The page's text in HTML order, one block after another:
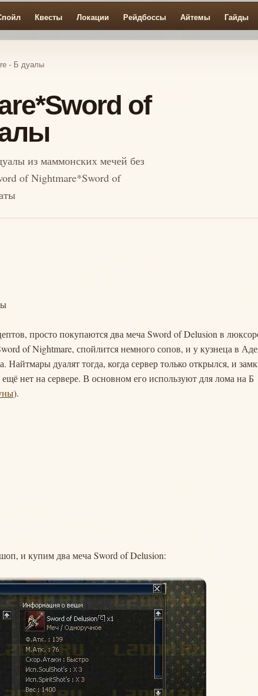
Квесты Локации Рейдбоссы Айтемы Гайды
- Б дуалы
of
из маммонских мечей без
of Nightmare*Sword of
просто покупаются два меча Sword of Delusion в
of Nightmare, спойлится немного сопов, и у кузнеца в
дуалят тогда, когда сервер только открылся, и
нет на сервере. В основном его используют для лома на Б
).
и купим два меча Sword of Delusion: